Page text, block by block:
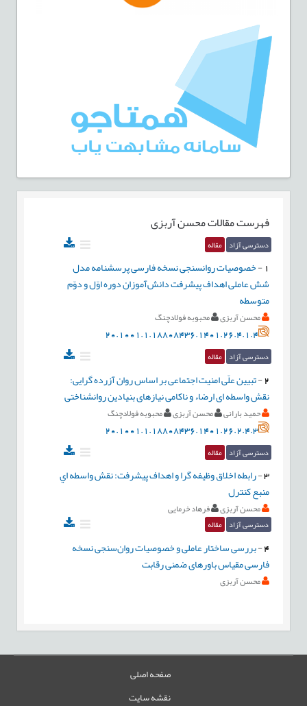
فهرست مقالاتمحسن آربزی
دسترسی آزاد مقاله
-خصوصیات روانسنجی نسخه فارسی پرسشنامه مدل
شش عاملی اهداف پیشرفت دانش‌آموزان دوره اوّل و دوّم
متوسطه
محسن آربزی محبوبه فولادچنگ
20.1001.1.18808436.1401.26.4.1.4
دسترسی آزاد مقاله
2
-تبیین علّی امنیت اجتماعی بر اساس روان آزرده ‏گرایی:
نقش واسطه ای ارضاء و ناکامی نیازهای بنیادین روانشناختی
حمید بارانی محسن آربزی محبوبه فولادچنگ
20.1001.1.18808436.1401.26.2.4.3
دسترسی آزاد مقاله
3
-رابطه اخلاق وظيفه گرا و اهداف پيشرفت: نقش واسطه اي
منبع کنترل
محسن آربزی فرهاد خرمایی
دسترسی آزاد مقاله
4
-بررسی ساختار عاملی و خصوصیات روان‌‌سنجی نسخه
فارسی مقیاس باورهای ضمنی رقابت
محسن آربزی
صفحه اصلی
نقشه سایت